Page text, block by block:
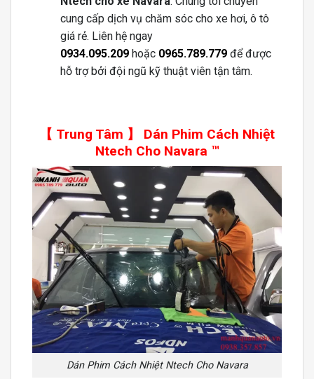
cung cấp dịch vụ chăm sóc cho xe hơi, ô tô
giá rẻ. Liên hệ ngay
0934.095.209 hoặc 0965.789.779 để được
hỗ trợ bởi đội ngũ kỹ thuật viên tận tâm.
【 Trung Tâm 】 Dán Phim Cách Nhiệt
Ntech Cho Navara ™
Dán Phim Cách Nhiệt Ntech Cho Navara